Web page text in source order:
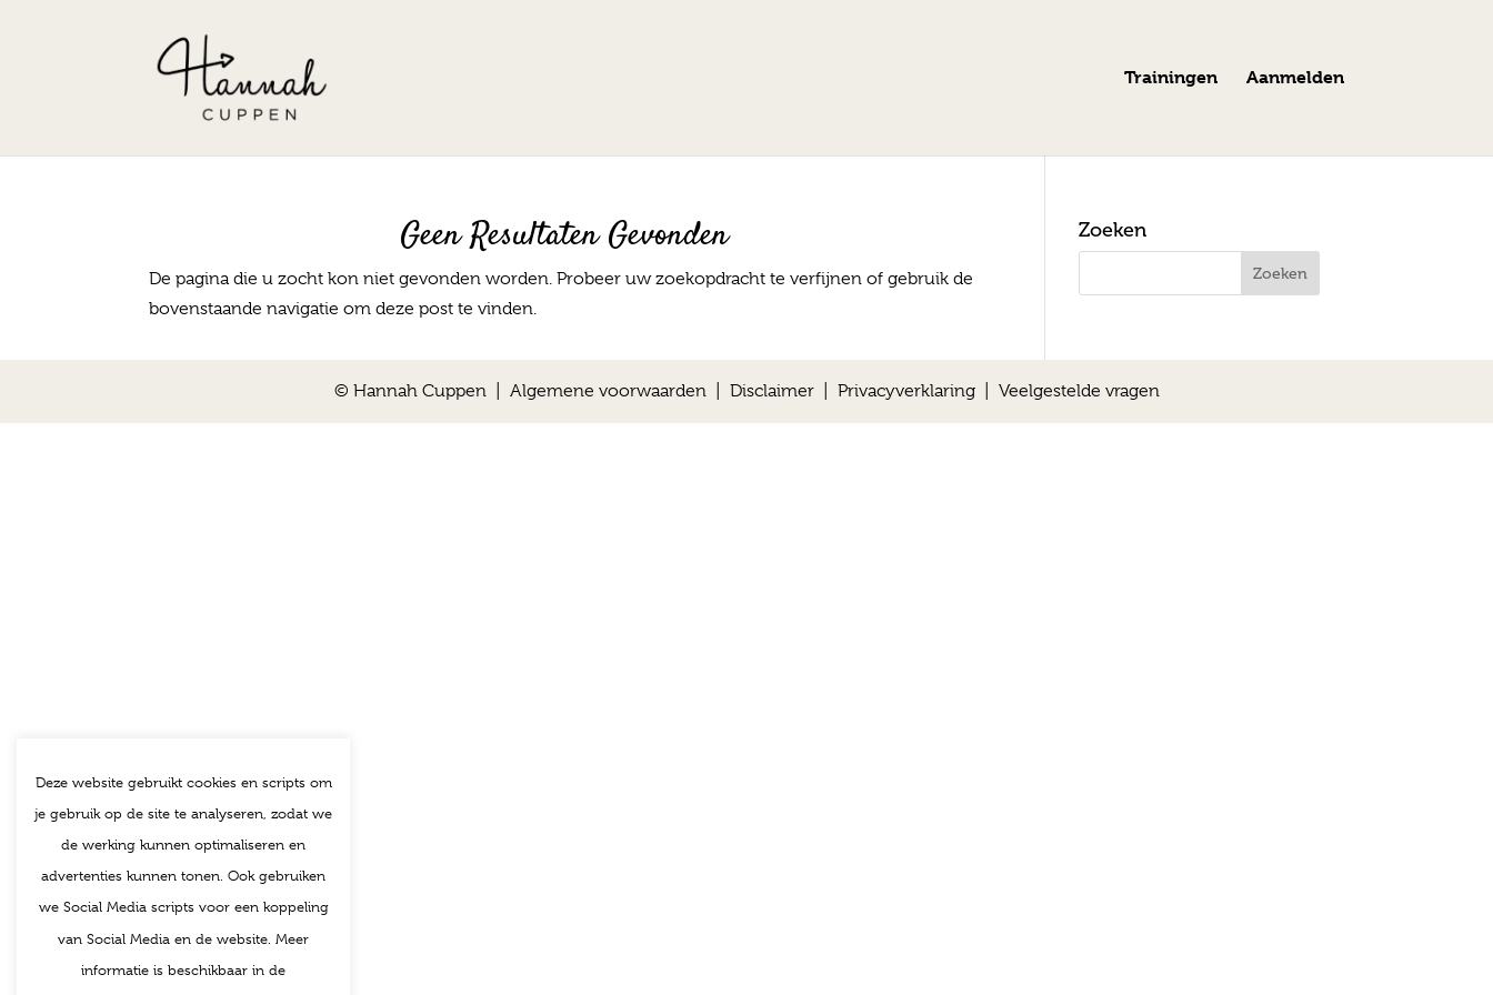
Trainingen Aanmelden
Geen Resultaten Gevonden
De pagina die u zocht kon niet gevonden worden. Probeer uw zoekopdracht te verfijnen of gebruik de
bovenstaande navigatie om deze post te vinden.
Zoeken
© Hannah Cuppen | Algemene voorwaarden| Disclaimer| Privacyverklaring| Veelgestelde vragen
Deze website gebruikt cookies en scripts om
je gebruik op de site te analyseren, zodat we
de werking kunnen optimaliseren en
advertenties kunnen tonen. Ook gebruiken
we Social Media scripts voor een koppeling
van Social Media en de website. Meer
informatie is beschikbaar in de